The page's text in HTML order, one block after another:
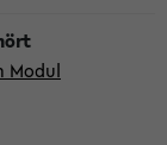
Modul